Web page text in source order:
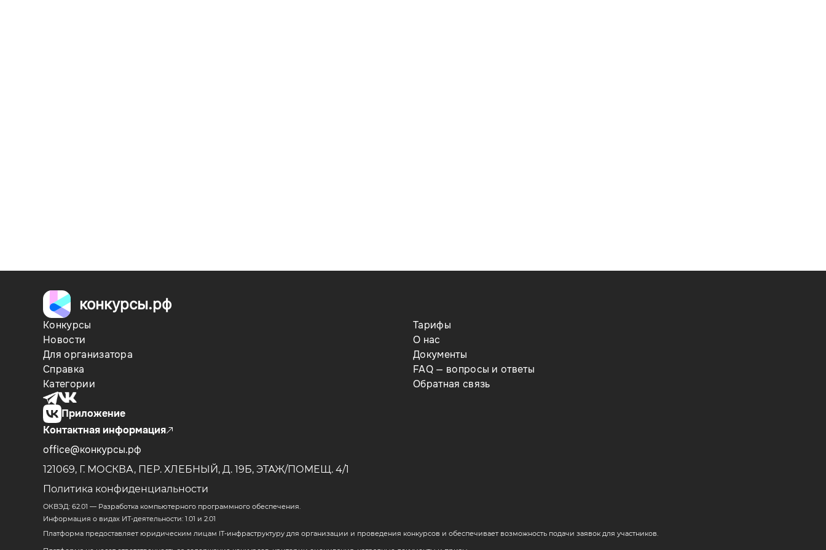
конкурсы.рф
Конкурсы
Новости
Для организатора
Справка
Категории
Тарифы
О нас
Документы
FAQ — вопросы и ответы
Обратная связь
Приложение
Контактная информация
office@конкурсы.рф
121069, Г. МОСКВА, ПЕР. ХЛЕБНЫЙ, Д. 19Б, ЭТАЖ/ПОМЕЩ. 4/1
Политика конфиденциальности
ОКВЭД: 62.01 — Разработка компьютерного программного обеспечения.
Информация о видах ИТ-деятельности: 1.01 и 2.01
Платформа предоставляет юридическим лицам IT-инфраструктуру для организации и проведения конкурсов и обеспечивает возможность подачи заявок для участников.